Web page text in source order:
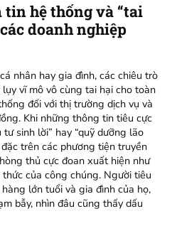
hệ thống và “tai
doanh nghiệp
nhân hay gia đình, các chiêu trò
vĩ mô vô cùng tai hại cho toàn
đối với thị trường dịch vụ và
Khi những thông tin tiêu cực
tư sinh lời” hay “quỹ dưỡng lão
trên các phương tiện truyền
thủ cực đoan xuất hiện như
của công chúng. Người tiêu
lớn tuổi và gia đình của họ,
bẫy, nhìn đâu cũng thấy dấu